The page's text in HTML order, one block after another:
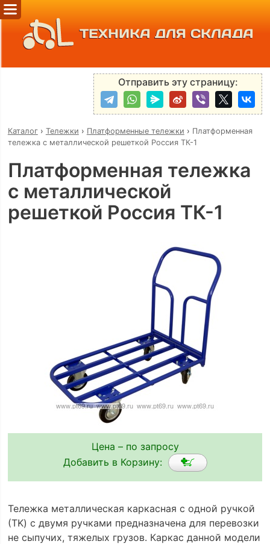
ТЕХНИКА ДЛЯ СКЛАДА
Отправить эту страницу:
Каталог› Тележки › Платформенные тележки › Платформенная
тележка с металлической решеткой Россия ТК-1
Платформенная тележка
с металлической
решеткой Россия ТК-1
Цена – по запросу
Добавить в Корзину:
Тележка металлическая каркасная с одной ручкой
(ТK) с двумя ручками предназначена для перевозки
не сыпучих, тяжелых грузов. Каркас данной модели